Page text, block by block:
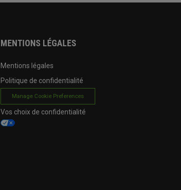
MENTIONS LÉGALES
Mentions légales
Politique de confidentialité
Manage Cookie Preferences
Vos choix de confidentialité